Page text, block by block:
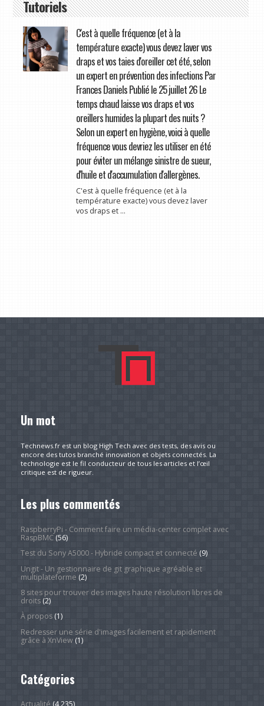
Tutoriels
C'est à quelle fréquence (et à la
température exacte) vous devez laver vos
draps et vos taies d'oreiller cet été, selon
un expert en prévention des infections Par
Frances Daniels Publié le 25 juillet 26 Le
temps chaud laisse vos draps et vos
oreillers humides la plupart des nuits ?
Selon un expert en hygiène, voici à quelle
fréquence vous devriez les utiliser en été
pour éviter un mélange sinistre de sueur,
d'huile et d'accumulation d'allergènes.
C'est à quelle fréquence (et à la
température exacte) vous devez laver
vos draps et ...
Un mot
Technews.fr est un blog High Tech avec des tests, des avis ou
encore des tutos branché innovation et objets connectés. La
technologie est le fil conducteur de tous les articles et l’œil
critique est de rigueur.
Les plus commentés
RaspberryPi - Comment faire un média-center complet avec
RaspBMC(56)
Test du Sony A5000 - Hybride compact et connecté (9)
Ungit - Un gestionnaire de git graphique agréable et
multiplateforme (2)
8 sites pour trouver des images haute résolution libres de
droits(2)
À propos(1)
Redresser une série d'images facilement et rapidement
grâce à XnView(1)
Catégories